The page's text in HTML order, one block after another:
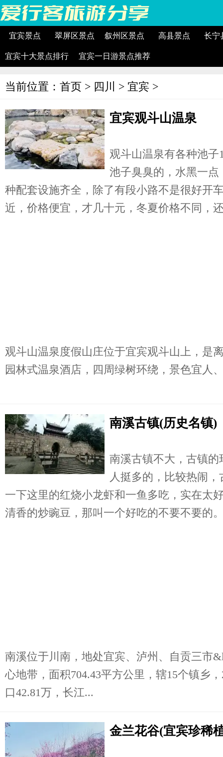
宜宾景点 翠屏区景点 叙州区景点 高县景点 长宁
宜宾十大景点排行 宜宾一日游景点推荐
当前位置： 首页 > 四川 > 宜宾 >
宜宾观斗山温泉
观斗山温泉有各种池
池子臭臭的，水黑一
种配套设施齐全，除了有段小路不是很好开
近，价格便宜，才几十元，冬夏价格不同，
观斗山温泉度假山庄位于宜宾观斗山上，是
园林式温泉酒店，四周绿树环绕，景色宜人
南溪古镇(历史名镇)
南溪古镇不大，古镇
人挺多的，比较热闹
一下这里的红烧小龙虾和一鱼多吃，实在太
清香的炒豌豆，那叫一个好吃的不要不要的
南溪位于川南，地处宜宾、泸州、自贡三市
心地带，面积704.43平方公里，辖15个镇乡
口42.81万，长江...
金兰花谷(宜宾珍稀